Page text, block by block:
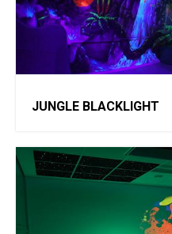
JUNGLE BLACKLIGHT